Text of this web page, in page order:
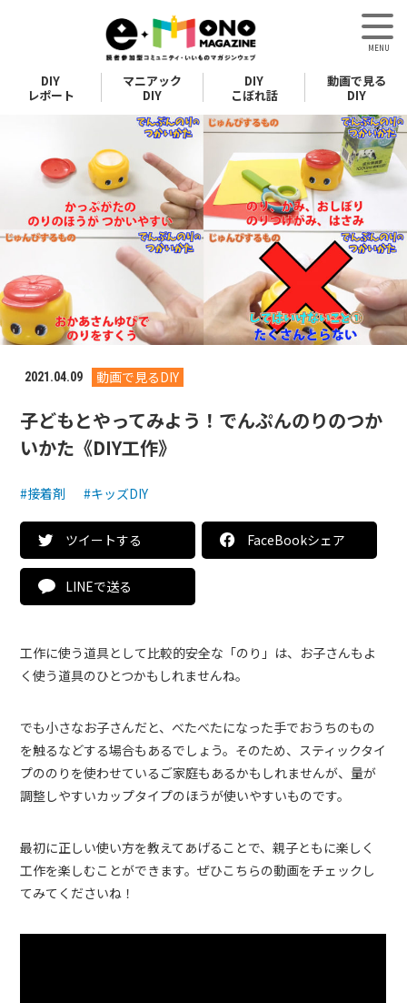
DIY
レポート
マニアック
DIY
DIY
こぼれ話
動画で見る
DIY
2021.04.09 動画で見るDIY
子どもとやってみよう！でんぷんのりのつか
いかた《DIY工作》
#接着剤 #キッズDIY
ツイートする FaceBookシェア
LINEで送る
工作に使う道具として比較的安全な「のり」は、お子さんもよ
く使う道具のひとつかもしれませんね。
でも小さなお子さんだと、べたべたになった手でおうちのもの
を触るなどする場合もあるでしょう。そのため、スティックタイ
プののりを使わせているご家庭もあるかもしれませんが、量が
調整しやすいカップタイプのほうが使いやすいものです。
最初に正しい使い方を教えてあげることで、親子ともに楽しく
工作を楽しむことができます。ぜひこちらの動画をチェックし
てみてくださいね！